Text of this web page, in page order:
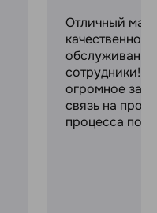
Отличный
качественное
сотрудники!
огромное за
связь на
процесса